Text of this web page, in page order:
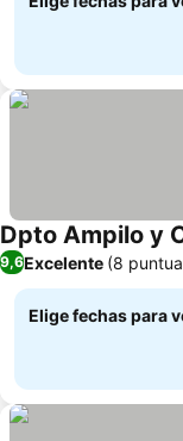
Dpto Ampilo y
9,6Excelente (8
Elige fechas para